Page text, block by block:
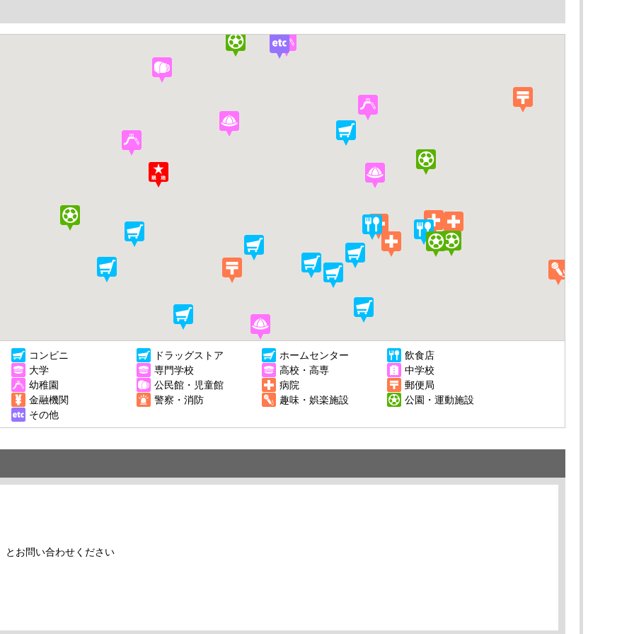
コンビニ ドラッグストア ホームセンター
飲食店
大学
専門学校 高校・高専
中学校
幼稚園
公民館・児童館 病院
郵便局
金融機関
警察・消防 趣味・娯楽施設
公園・運動施設
その他
とお問い合わせください